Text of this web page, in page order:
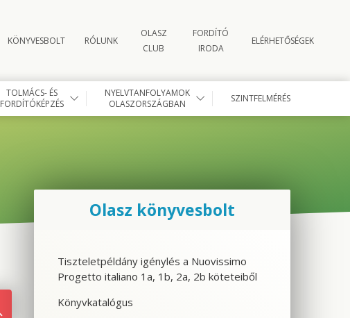
KÖNYVESBOLT RÓLUNK
OLASZ
CLUB
FORDÍTÓ
IRODA
ELÉRHETŐSÉGEK
TOLMÁCS- ÉS
FORDÍTÓKÉPZÉS
NYELVTANFOLYAMOK
OLASZORSZÁGBAN
SZINTFELMÉRÉS
Olasz könyvesbolt
Tiszteletpéldány igénylés a Nuovissimo
Progetto italiano 1a, 1b, 2a, 2b köteteiből
Könyvkatalógus